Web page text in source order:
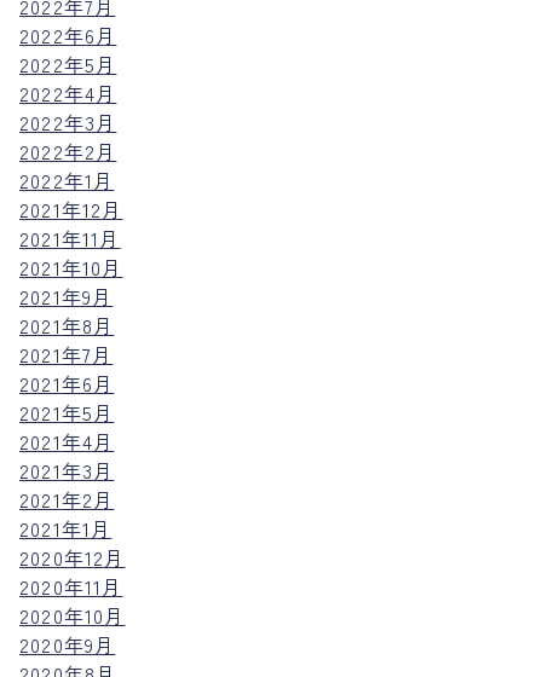
2022年7月
2022年6月
2022年5月
2022年4月
2022年3月
2022年2月
2022年1月
2021年12月
2021年11月
2021年10月
2021年9月
2021年8月
2021年7月
2021年6月
2021年5月
2021年4月
2021年3月
2021年2月
2021年1月
2020年12月
2020年11月
2020年10月
2020年9月